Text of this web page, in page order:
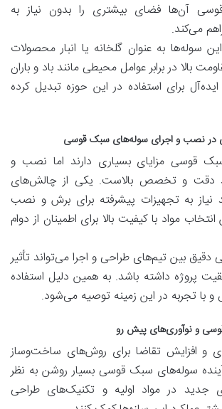
آن‌ها فضای بیشتری را بدون نیاز به
می‌کند.
سوله‌ها به عنوان گلخانه یا انبار محصولات
بالا در برابر عوامل محیطی مانند باد و باران
برای استفاده در این حوزه تبدیل کرده
در نصب و اجرای سوله‌های سبک قوسی
قوسی مزایای بسیاری دارند اما نصب و
دقت و تخصص بالاست. یکی از چالش‌های
نیاز به تجهیزات پیشرفته برای برش و نصب
مواد با کیفیت بالا برای اطمینان از دوام
دقیق بین تیم‌های طراحی و اجرا می‌تواند تأثیر
پروژه داشته باشد. به همین دلیل استفاده
با تجربه در این زمینه توصیه می‌شود.
و نوآوری‌های پیش رو
و افزایش تقاضا برای روش‌های ساخت‌وساز
آینده سوله‌های سبک قوسی بسیار روشن به نظر
جدید در مواد اولیه و تکنیک‌های طراحی